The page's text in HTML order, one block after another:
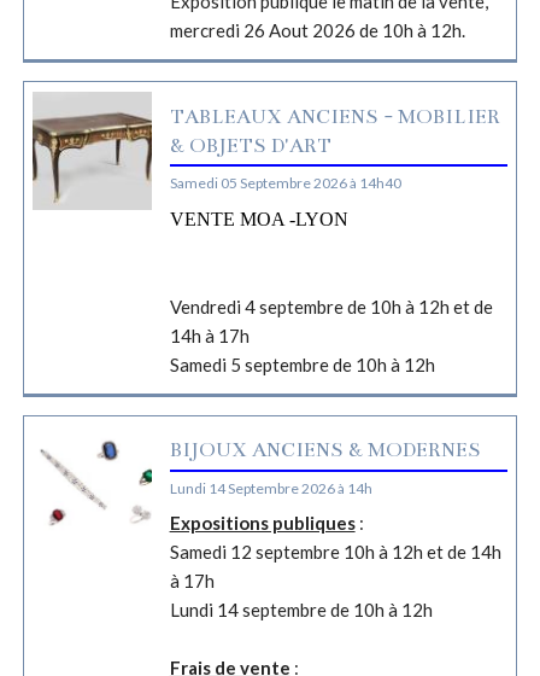
mercredi 26 Aout 2026 de 10h à 12h.
TABLEAUX ANCIENS - MOBILIER
& OBJETS D'ART
Samedi 05 Septembre 2026 à 14h40
VENTE MOA -LYON
Vendredi 4 septembre de 10h à 12h et de
14h à 17h
Samedi 5 septembre de 10h à 12h
BIJOUX ANCIENS & MODERNES
Lundi 14 Septembre 2026 à 14h
Expositions publiques:
Samedi 12 septembre 10h à 12h et de 14h
à 17h
Lundi 14 septembre de 10h à 12h
Frais de vente :